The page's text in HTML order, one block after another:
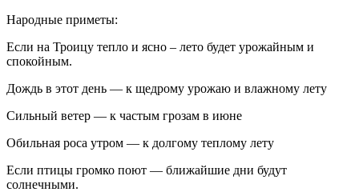
Народные приметы:
Если на Троицу тепло и ясно – лето будет урожайным и
спокойным.
Дождь в этот день — к щедрому урожаю и влажному лету
Сильный ветер — к частым грозам в июне
Обильная роса утром — к долгому теплому лету
Если птицы громко поют — ближайшие дни будут
солнечными.